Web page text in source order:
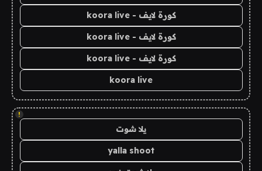
كورة لايف - koora live
كورة لايف - koora live
كورة لايف - koora live
koora live
!
يلا شوت
yalla shoot